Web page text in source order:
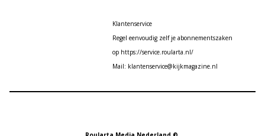
Klantenservice
Regel eenvoudig zelf je abonnementszaken
op https://service.roularta.nl/
Mail: klantenservice@kijkmagazine.nl